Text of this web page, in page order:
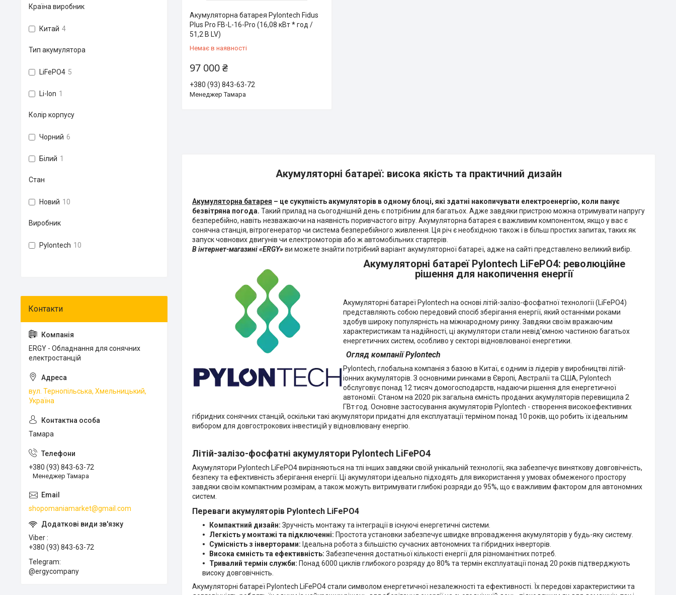
Акумуляторна батарея Pylontech Fidus
Plus Pro FB-L-16-Pro (16,08 кВт * год /
51,2 В LV)
Немає в наявності
97 000 ₴
+380 (93) 843-63-72
Менеджер Тамара
Акумуляторні батареї: висока якість та практичний дизайн
Акумуляторна батарея – це сукупність акумуляторів в одному блоці, які здатні накопичувати електроенергію, коли панує
безвітряна погода. Такий прилад на сьогоднішній день є потрібним для багатьох. Адже завдяки пристрою можна отримувати напругу
безперебійно, навіть незважаючи на наявність поривчастого вітру. Акумуляторна батарея є важливим компонентом, якщо у вас є
сонячна станція, вітрогенератор чи система безперебійного живлення. Ця річ є необхідною також і в більш простих запитах, таких як
запуск човнових двигунів чи електромоторів або ж автомобільних стартерів.
В інтернет-магазині «ERGY»ви можете знайти потрібний варіант акумуляторної батареї, адже на сайті представлено великий вибір.
Акумуляторні батареї Pylontech LiFePO4: революційне
рішення для накопичення енергії
Акумуляторні батареї Pylontech на основі літій-залізо-фосфатної технології (LiFePO4)
представляють собою передовий спосіб зберігання енергії, який останніми роками
здобув широку популярність на міжнародному ринку. Завдяки своїм вражаючим
характеристикам та надійності, ці акумулятори стали невід'ємною частиною багатьох
енергетичних систем, особливо у секторі відновлюваної енергетики.
Огляд компанії Pylontech
Pylontech, глобальна компанія з базою в Китаї, є одним із лідерів у виробництві літій-
іонних акумуляторів. З основними ринками в Європі, Австралії та США, Pylontech
обслуговує понад 12 тисяч домогосподарств, надаючи рішення для енергетичної
автономії. Станом на 2020 рік загальна ємність проданих акумуляторів перевищила 2
ГВт·год. Основне застосування акумуляторів Pylontech - створення високоефективних
гібридних сонячних станцій, оскільки такі акумулятори придатні для експлуатації терміном понад 10 років, що робить їх ідеальним
вибором для довгострокових інвестицій у відновлювану енергію.
Літій-залізо-фосфатні акумулятори Pylontech LiFePO4
Акумулятори Pylontech LiFePO4 вирізняються на тлі інших завдяки своїй унікальній технології, яка забезпечує виняткову довговічність,
безпеку та ефективність зберігання енергії. Ці акумулятори ідеально підходять для використання у умовах обмеженого простору
завдяки своїм компактним розмірам, а також можуть витримувати глибокі розряди до 95%, що є важливим фактором для автономних
систем.
Переваги акумуляторів Pylontech LiFePO4
Компактний дизайн: Зручність монтажу та інтеграції в існуючі енергетичні системи.
Легкість у монтажі та підключенні: Простота установки забезпечує швидке впровадження акумуляторів у будь-яку систему.
Сумісність з інверторами: Ідеальна робота з більшістю сучасних автономних та гібридних інверторів.
Висока ємність та ефективність: Забезпечення достатньої кількості енергії для різноманітних потреб.
Тривалий термін служби: Понад 6000 циклів глибокого розряду до 80% та термін експлуатації понад 20 років підтверджують
високу довговічність.
Акумуляторні батареї Pylontech LiFePO4 стали символом енергетичної незалежності та ефективності. Їх передові характеристики та
Країна виробник
Китай 4
Тип акумулятора
LiFePO4 5
Li-Ion 1
Колір корпусу
Чорний 6
Білий 1
Стан
Новий 10
Виробник
Pylontech 10
ERGY - Обладнання для сонячних
електростанцій
вул. Тернопільська, Хмельницький,
Україна
Тамара
+380 (93) 843-63-72
Менеджер Тамара
shopomaniamarket@gmail.com
Viber
+380 (93) 843-63-72
Telegram
@ergycompany